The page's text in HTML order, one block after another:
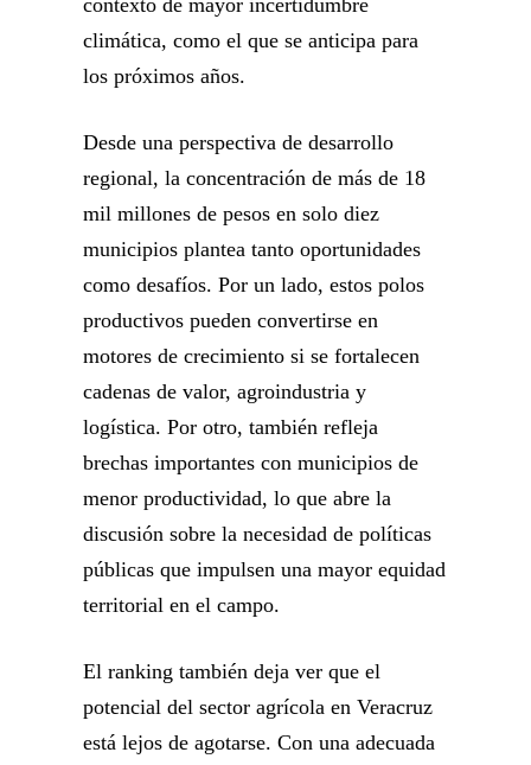
contexto de mayor incertidumbre
climática, como el que se anticipa para
los próximos años.
Desde una perspectiva de desarrollo
regional, la concentración de más de 18
mil millones de pesos en solo diez
municipios plantea tanto oportunidades
como desafíos. Por un lado, estos polos
productivos pueden convertirse en
motores de crecimiento si se fortalecen
cadenas de valor, agroindustria y
logística. Por otro, también refleja
brechas importantes con municipios de
menor productividad, lo que abre la
discusión sobre la necesidad de políticas
públicas que impulsen una mayor equidad
territorial en el campo.
El ranking también deja ver que el
potencial del sector agrícola en Veracruz
está lejos de agotarse. Con una adecuada